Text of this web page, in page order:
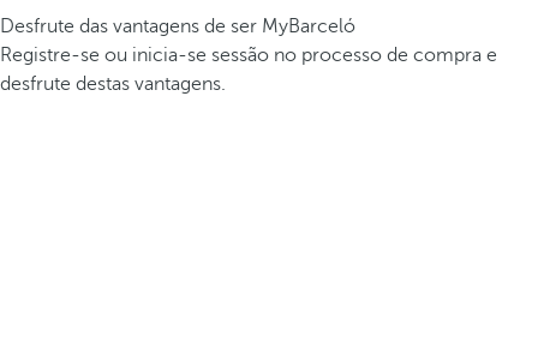
Desfrute das vantagens de ser MyBarceló
Registre-se ou inicia-se sessão no processo de compra e
desfrute destas vantagens.